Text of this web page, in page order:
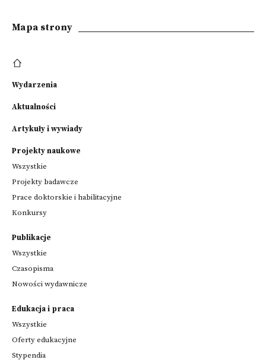
Mapa strony
Wydarzenia
Aktualności
Artykuły i wywiady
Projekty naukowe
Wszystkie
Projekty badawcze
Prace doktorskie i habilitacyjne
Konkursy
Publikacje
Wszystkie
Czasopisma
Nowości wydawnicze
Edukacja i praca
Wszystkie
Oferty edukacyjne
Stypendia